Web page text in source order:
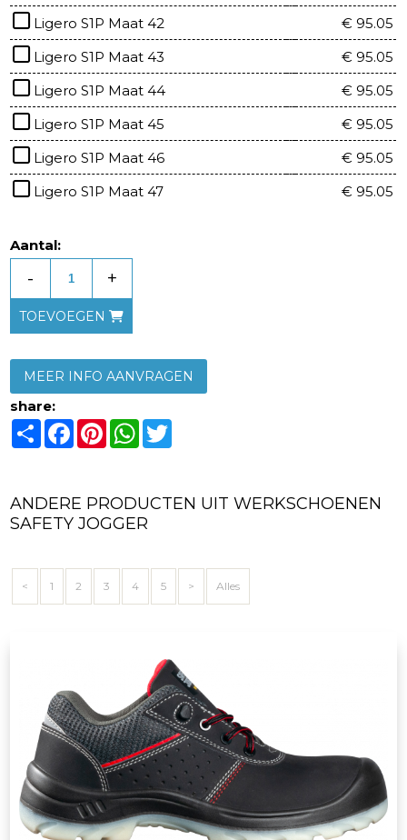
Ligero S1P Maat 42
€ 95.05
Ligero S1P Maat 43
€ 95.05
Ligero S1P Maat 44
€ 95.05
Ligero S1P Maat 45
€ 95.05
Ligero S1P Maat 46
€ 95.05
Ligero S1P Maat 47
€ 95.05
Aantal:
- +
TOEVOEGEN
MEER INFO AANVRAGEN
share:
ShareFacebook
PinterestWhatsApp
ANDERE PRODUCTEN UIT WERKSCHOENEN
SAFETY JOGGER
< 1 2 3 4 5 > Alles